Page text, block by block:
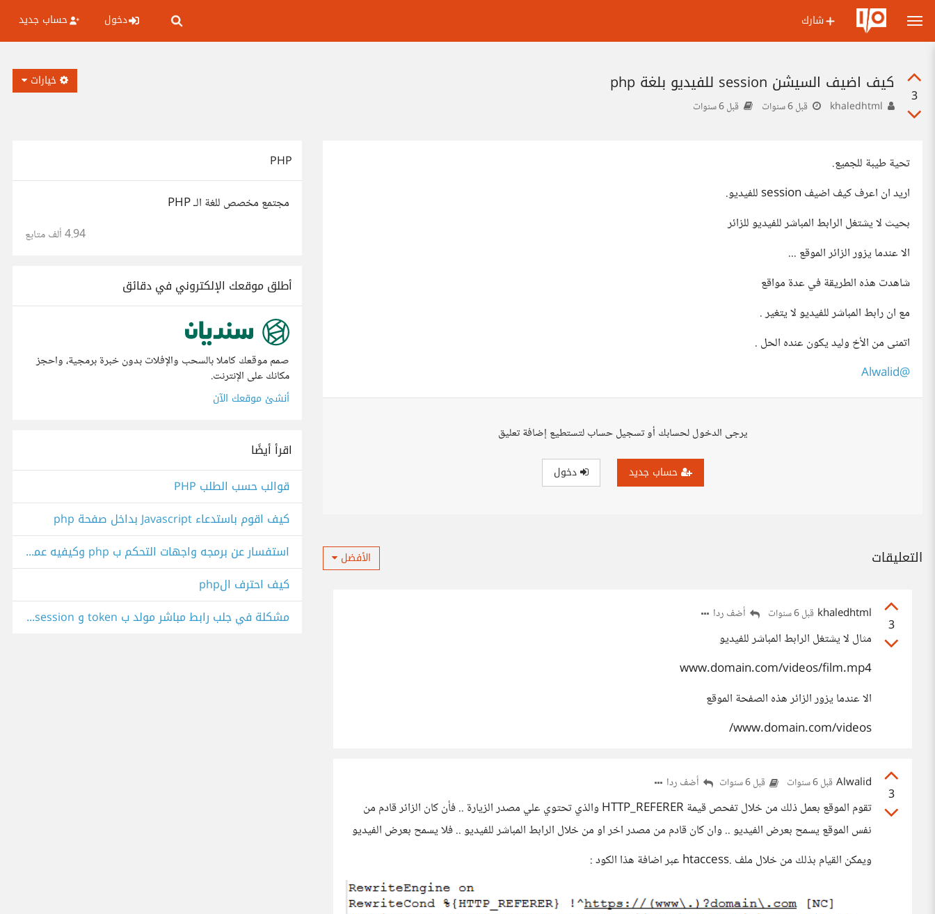
شارك دخول حساب جديد
3
كيف اضيف السيشن session للفيديو بلغة php
قبل 6 سنوات قبل 6 سنوات
خيارات
تحية طيبة للجميع.
اريد ان اعرف كيف اضيف session للفيديو.
بحيث لا يشتغل الرابط المباشر للفيديو للزائر
الا عندما يزور الزائر الموقع ...
شاهدت هذه الطريقة في عدة مواقع
مع ان رابط المباشر للفيديو لا يتغير .
اتمنى من الأخ وليد يكون عنده الحل .
@Alwalid
يرجى الدخول لحسابك أو تسجيل حساب لتستطيع إضافة تعليق
حساب جديد دخول
التعليقات الأفضل
3
khaledhtml قبل 6 سنوات أضف ردا
مثال لا يشتغل الرابط المباشر للفيديو
www.domain.com/videos/film.mp4
الا عندما يزور الزائر هذه الصفحة الموقع
www.domain.com/videos/
3
Alwalid قبل 6 سنوات قبل 6 سنوات أضف ردا
تقوم الموقع بعمل ذلك من خلال تفحص قيمة HTTP_REFERER والذي تحتوي علي مصدر الزيارة .. فأن كان الزائر قادم من
نفس الموقع يسمح بعرض الفيديو .. وان كان قادم من مصدر اخر او من خلال الرابط المباشر للفيديو .. فلا يسمح بعرض الفيديو
ويمكن القيام بذلك من خلال ملف .htaccess عبر اضافة هذا الكود :
PHP
مجتمع مخصص للغة الـ PHP
4.94 ألف متابع
أطلق موقعك الإلكتروني في دقائق
صمم موقعك كاملا بالسحب والإفلات بدون خبرة برمجية، واحجز
مكانك على الإنترنت.
أنشئ موقعك الآن
اقرأ أيضًا
قوالب حسب الطلب PHP
كيف اقوم باستدعاء Javascript بداخل صفحة php
استفسار عن برمجه واجهات التحكم ب php وكيفيه عملها
كيف احترف الphp
مشكلة في جلب رابط مباشر مولد ب token و session لغة php